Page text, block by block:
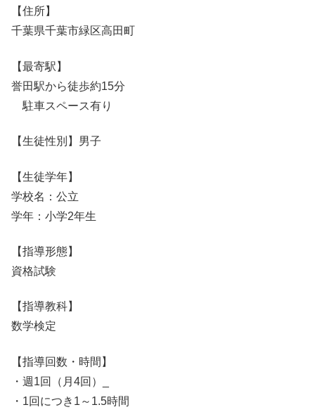
【住所】
千葉県千葉市緑区高田町
【最寄駅】
誉田駅から徒歩約15分
駐車スペース有り
【生徒性別】男子
【生徒学年】
学校名：公立
学年：小学2年生
【指導形態】
資格試験
【指導教科】
数学検定
【指導回数・時間】
・週1回（月4回）_
・1回につき1～1.5時間